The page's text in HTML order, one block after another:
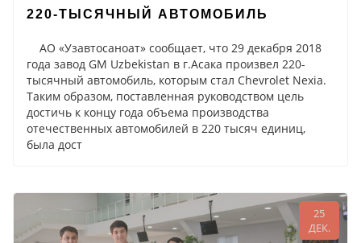
220-ТЫСЯЧНЫЙ АВТОМОБИЛЬ
АО «Узавтосаноат» сообщает, что 29 декабря 2018
года завод GM Uzbekistan в г.Асака произвел 220-
тысячный автомобиль, которым стал Chevrolet Nexia.
Таким образом, поставленная руководством цель
достичь к концу года объема производства
отечественных автомобилей в 220 тысяч единиц,
была дост
25
ДЕК.